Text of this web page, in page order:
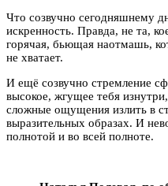
Что созвучно сегодняшнему
искренность. Правда, не та,
горячая, бьющая наотмашь,
не хватает.
И ещё созвучно стремление
высокое, жгущее тебя
сложные ощущения излить в
выразительных образах. И
полнотой и во всей полноте.